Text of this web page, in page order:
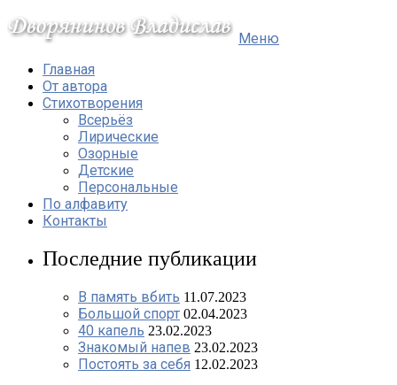
Меню
Главная
От автора
Стихотворения
Всерьёз
Лирические
Озорные
Детские
Персональные
По алфавиту
Контакты
Последние публикации
В память вбить 11.07.2023
Большой спорт 02.04.2023
40 капель 23.02.2023
Знакомый напев 23.02.2023
Постоять за себя 12.02.2023